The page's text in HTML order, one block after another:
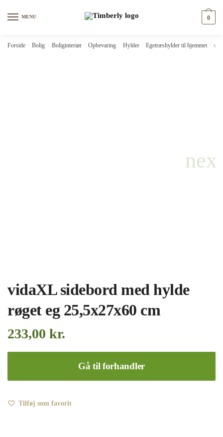
MENU 0
Forside Bolig Boliginteriør Opbevaring Hylder Egetræshylder til hjemmet
vidaXL sidebord med hylde
røget eg 25,5x27x60 cm
233,00 kr.
Gå til forhandler
Tilføj som favorit